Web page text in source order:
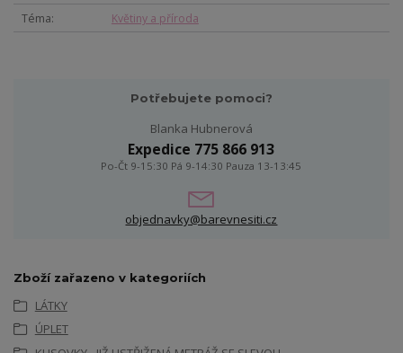
Téma
Květiny a příroda
Potřebujete pomoci?
Blanka Hubnerová
Expedice 775 866 913
Po-Čt 9-15:30 Pá 9-14:30 Pauza 13-13:45
objednavky@barevnesiti.cz
Zboží zařazeno v kategoriích
LÁTKY
ÚPLET